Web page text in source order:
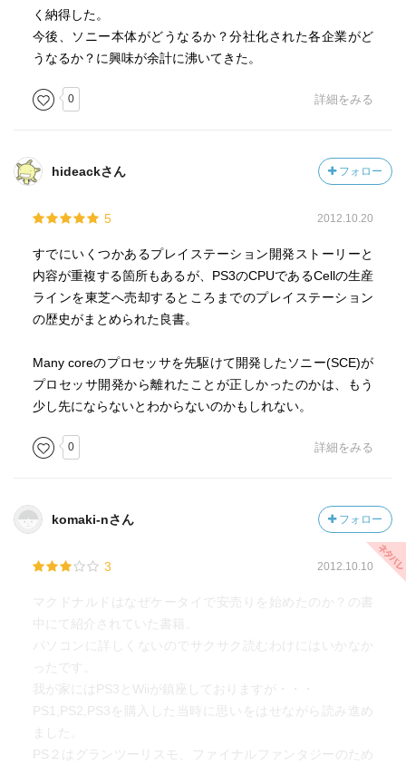
く納得した。
今後、ソニー本体がどうなるか？分社化された各企業がど
うなるか？に興味が余計に沸いてきた。
0 詳細をみる
hideackさん フォロー
5 2012.10.20
すでにいくつかあるプレイステーション開発ストーリーと
内容が重複する箇所もあるが、PS3のCPUであるCellの生産
ラインを東芝へ売却するところまでのプレイステーション
の歴史がまとめられた良書。
Many coreのプロセッサを先駆けて開発したソニー(SCE)が
プロセッサ開発から離れたことが正しかったのかは、もう
少し先にならないとわからないのかもしれない。
0 詳細をみる
komaki-nさん フォロー
3 2012.10.10
マクドナルドはなぜケータイで安売りを始めたのか？の書
中にて紹介されていた書籍。
パソコンに詳しくないのでサクサク読むわけにはいかなか
ったです。
我が家にはPS3とWiiが鎮座しておりますが・・・
PS1,PS2,PS3を購入した当時に思いをはせながら読み進め
ました。
PS２はグランツーリスモ、ファイナルファンタジーのため